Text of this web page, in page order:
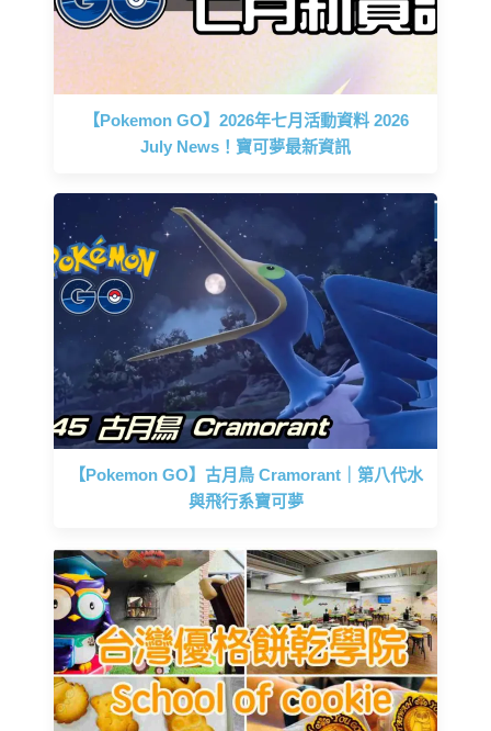
【Pokemon GO】2026年七月活動資料 2026
July News！寶可夢最新資訊
【Pokemon GO】古月鳥 Cramorant｜第八代水
與飛行系寶可夢